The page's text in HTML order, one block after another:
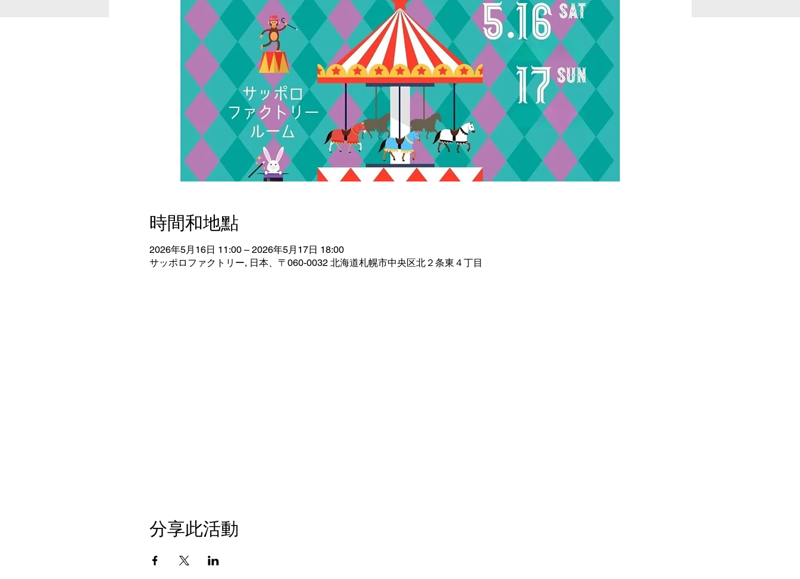
時間和地點
2026年5月16日 11:00 – 2026年5月17日 18:00
サッポロファクトリー, 日本、〒060-0032 北海道札幌市中央区北２条東４丁目
分享此活動